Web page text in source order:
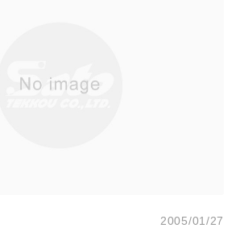
2005/01/27